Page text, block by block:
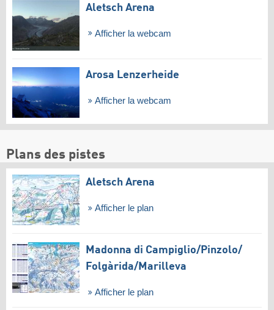
Aletsch Arena
Afficher la webcam
Arosa Lenzerheide
Afficher la webcam
Plans des pistes
Aletsch Arena
Afficher le plan
Madonna di Campiglio/​Pinzolo/​
Folgàrida/​Marilleva
Afficher le plan